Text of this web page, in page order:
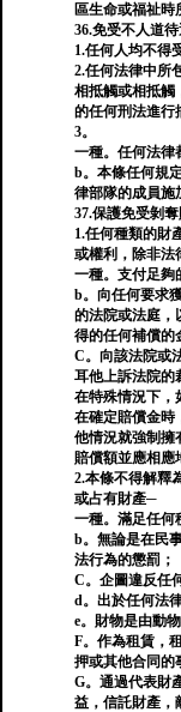
區生命或福祉時
36.免受不人道
1.任何人均不得
2.任何法律中所
相抵觸或相抵觸
的任何刑法進行
3。
一種。任何法律
b。本條任何規
律部隊的成員施
37.保護免受剝
1.任何種類的財
或權利，除非法
一種。支付足夠
b。向任何要求
的法院或法庭，
得的任何補償的
C。向該法院或
耳他上訴法院的
在特殊情況下，
在確定賠償金時
他情況就強制擁
賠償額並應相應
2.本條不得解釋
或占有財產─
一種。滿足任何
b。無論是在民
法行為的懲罰；
C。企圖違反任
d。出於任何法
e。財物是由動
F。作為租賃，
押或其他合同的
G。通過代表財
益，信託財產，